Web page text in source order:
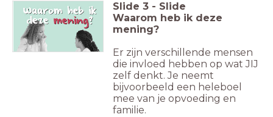
Slide 3 - Slide
Waarom heb ik deze
mening?
Er zijn verschillende mensen
die invloed hebben op wat JIJ
zelf denkt. Je neemt
bijvoorbeeld een heleboel
mee van je opvoeding en
familie.